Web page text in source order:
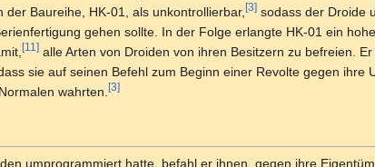
Baureihe, HK-01, als unkontrollierbar, [3] sodass der Droide
gehen sollte. In der Folge erlangte HK-01 ein
[11] alle Arten von Droiden von ihren Besitzern zu befreien.
sie auf seinen Befehl zum Beginn einer Revolte gegen
wahrten. [3]
umprogrammiert hatte, befahl er ihnen, gegen ihre